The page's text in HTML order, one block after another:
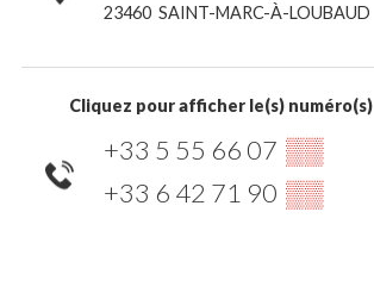
23460 SAINT-MARC-À-LOUBAUD
Cliquez pour afficher le(s) numéro(s)
+33 5 55 66 07 ▒▒
+33 6 42 71 90 ▒▒